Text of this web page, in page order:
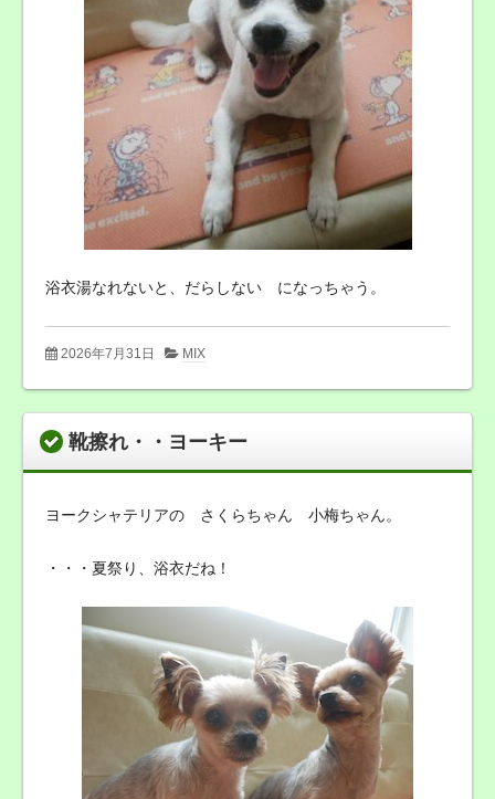
浴衣湯なれないと、だらしない になっちゃう。
2026年7月31日 MIX
靴擦れ・・ヨーキー
ヨークシャテリアの さくらちゃん 小梅ちゃん。
・・・夏祭り、浴衣だね！